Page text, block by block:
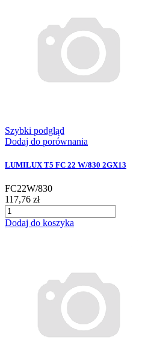
Szybki podgląd
Dodaj do porównania
LUMILUX T5 FC 22 W/830 2GX13
FC22W/830
117,76 zł
Dodaj do koszyka